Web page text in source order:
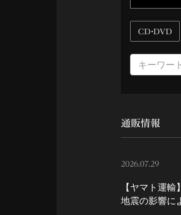
CD・DVD
通販情報
2026.07.29
【ヤマト運
地震の影響に